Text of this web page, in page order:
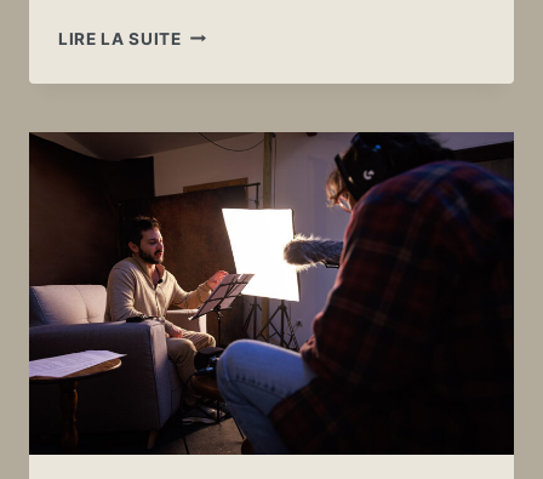
LIRE LA SUITEUNE
ANIMATION
(RE)DÉCOUVRIR
DE
LA
PLAGE